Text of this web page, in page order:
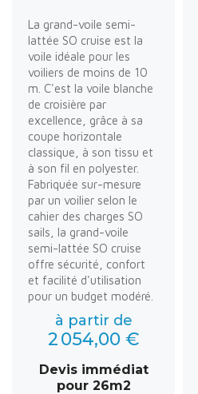
La grand-voile semi-
lattée SO cruise est la
voile idéale pour les
voiliers de moins de 10
m. C'est la voile blanche
de croisière par
excellence, grâce à sa
coupe horizontale
classique, à son tissu et
à son fil en polyester.
Fabriquée sur-mesure
par un voilier selon le
cahier des charges SO
sails, la grand-voile
semi-lattée SO cruise
offre sécurité, confort
et facilité d'utilisation
pour un budget modéré.
à partir de
2 054,00 €
Devis immédiat
pour 26m2